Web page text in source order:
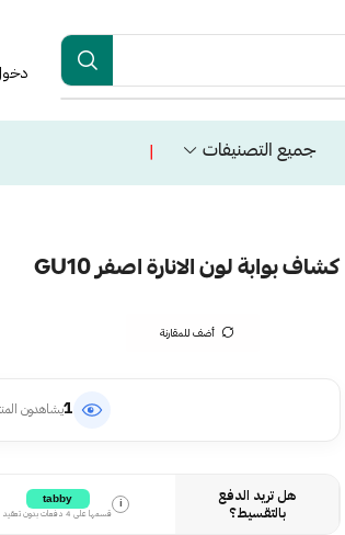
جميع التصنيفات ❘
كشاف بوابة لون الانارة اصفر GU10
أضف للمقارنة
1يشاهدون
هل تريد الدفع
بالتقسيط؟
i
tabby
قسمها على 4 دفعات بدون تعقيد